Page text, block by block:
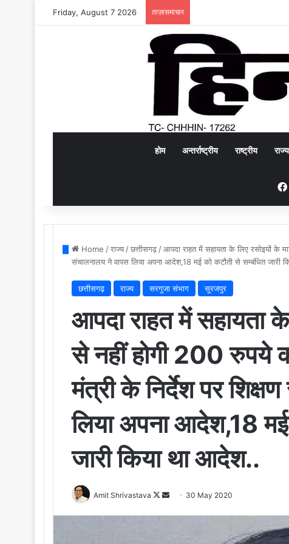
Friday, August 7 2026 ताज़ासमाचार
होम अन्तर्राष्ट्रीय राष्ट्रीय राज्य
Home /राज्य/छत्तीसगढ़/आपदा राहत में सहायता के लिए रसोइयों के
संचालनालय ने वापस लिया अपना आदेश,18 मई को कटौती से सम्बंधित जारी
छत्तीसगढ़ राज्य सरगुजा संभाग सूरजपुर
आपदा राहत में सहायता
से नहीं होगी 200 रुपये
मंत्री के निर्देश पर
लिया अपना आदेश,18
जारी किया था आदेश..
Amit Shrivastava
F
30 May 2020